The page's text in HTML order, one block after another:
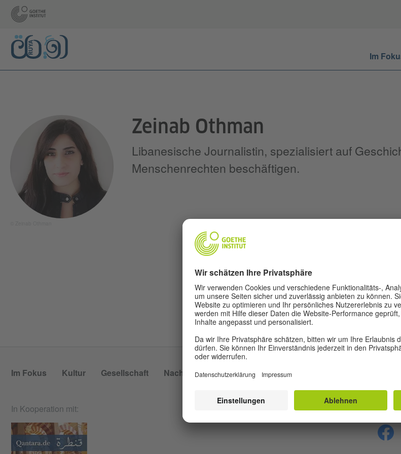
Im
Zeinab Othman
Libanesische Journalistin, spezialisiert auf
Menschenrechten beschäftigen.
REDAKTION UND AUTOR*INNEN
Im Fokus Kultur Gesellschaft Nachhaltigkeit Über Ruya
In Kooperation mit: Lasst